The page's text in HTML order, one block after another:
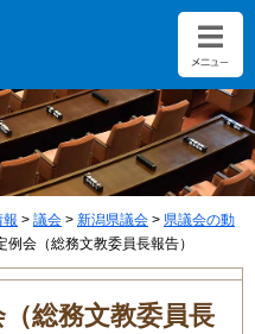
報 > 議会 > 新潟県議会 > 県議会の動
会（総務文教委員長報告）
総務文教委員長